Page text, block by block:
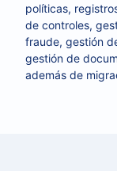
políticas,
de controles,
fraude, gestión
gestión de
además de